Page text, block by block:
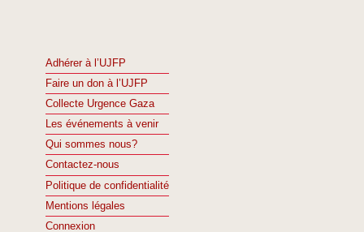
Adhérer à l’UJFP
Faire un don à l’UJFP
Collecte Urgence Gaza
Les événements à venir
Qui sommes nous?
Contactez-nous
Politique de confidentialité
Mentions légales
Connexion